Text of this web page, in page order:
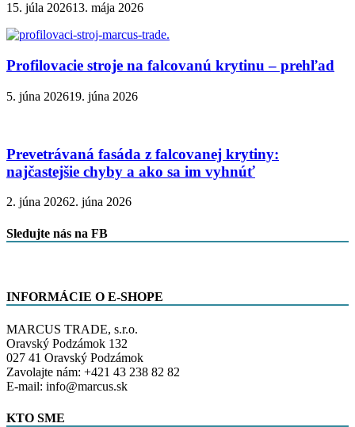
15. júla 202613. mája 2026
Profilovacie stroje na falcovanú krytinu – prehľad
5. júna 202619. júna 2026
Prevetrávaná fasáda z falcovanej krytiny:
najčastejšie chyby a ako sa im vyhnúť
2. júna 20262. júna 2026
Sledujte nás na FB
INFORMÁCIE O E-SHOPE
MARCUS TRADE, s.r.o.
Oravský Podzámok 132
027 41 Oravský Podzámok
Zavolajte nám: +421 43 238 82 82
E-mail: info@marcus.sk
KTO SME